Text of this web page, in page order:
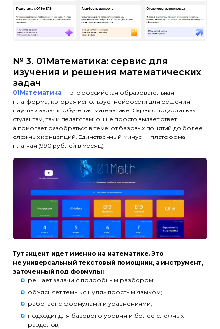
№ 3. 01Математика: сервис для
изучения и решения математических
задач
01Математика — это российская образовательная
платформа, которая использует нейросети для решения
научных задач и обучения математике. Сервис подходит как
студентам, так и педагогам: он не просто выдает ответ,
а помогает разобраться в теме: от базовых понятий до более
сложных концепций. Единственный минус — платформа
платная (990 рублей в месяц).
Тут акцент идет именно на математике. Это
не универсальный текстовый помощник, а инструмент,
заточенный под формулы:
решает задачи с подробным разбором;
объясняет темы «с нуля» простым языком;
работает с формулами и уравнениями;
подходит для базового уровня и более сложных
разделов;